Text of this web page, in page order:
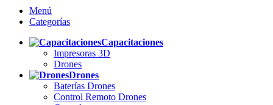
Menú
Categorías
Capacitaciones
Impresoras 3D
Drones
Drones
Baterías Drones
Control Remoto Drones